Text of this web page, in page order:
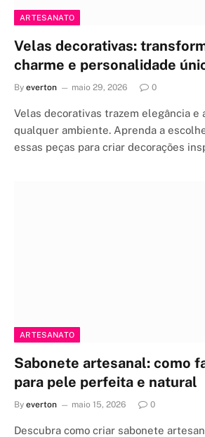
ARTESANATO
Velas decorativas:
charme e personalidade
By everton maio 29, 2026 0
Velas decorativas trazem elegância e
qualquer ambiente. Aprenda a
essas peças para criar decorações
ARTESANATO
Sabonete artesanal: como
para pele perfeita e natural
By everton maio 15, 2026 0
Descubra como criar sabonete